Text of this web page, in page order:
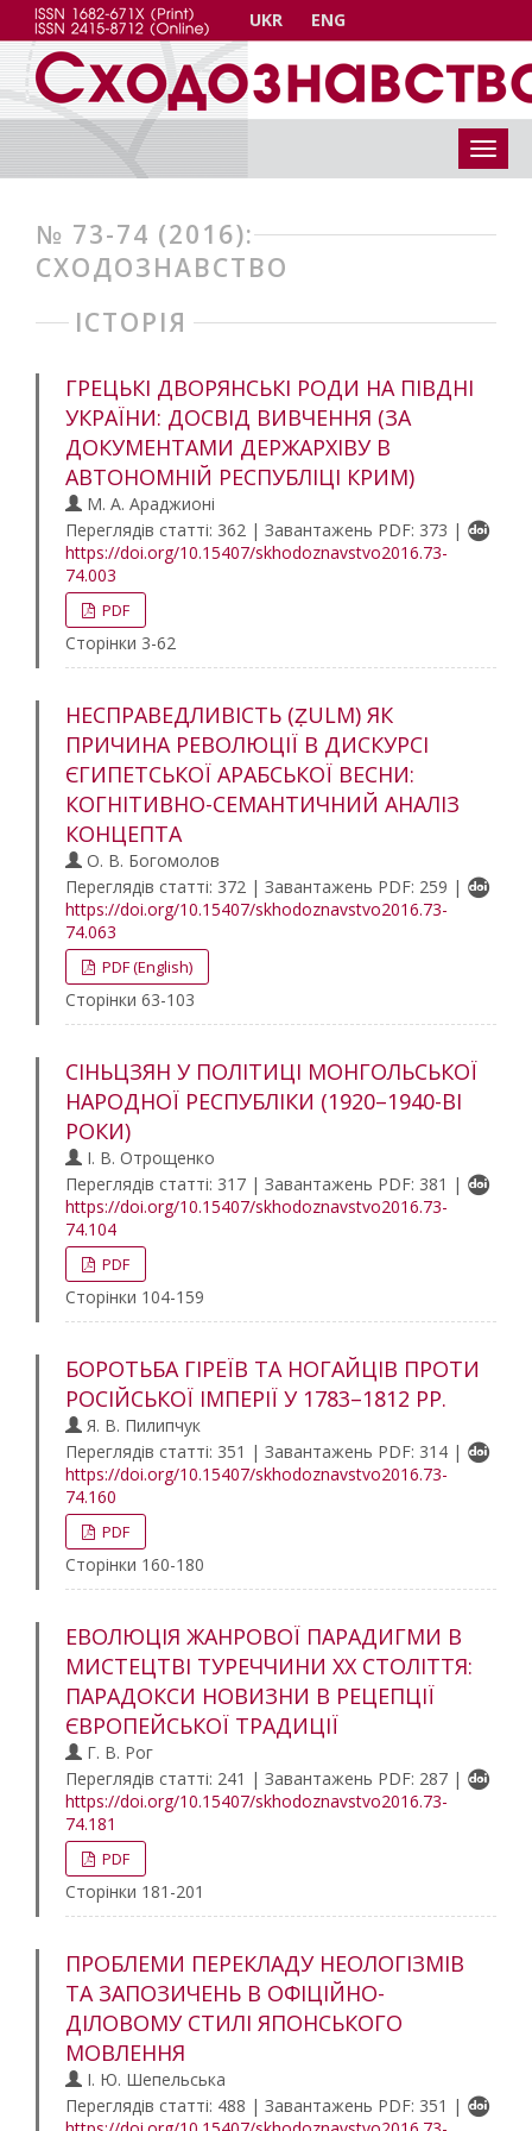
UKR ENG
№ 73-74 (2016):
СХОДОЗНАВСТВО
ІСТОРІЯ
ГРЕЦЬКІ ДВОРЯНСЬКІ РОДИ НА ПІВДНІ
УКРАЇНИ: ДОСВІД ВИВЧЕННЯ (ЗА
ДОКУМЕНТАМИ ДЕРЖАРХІВУ В
АВТОНОМНІЙ РЕСПУБЛІЦІ КРИМ)
М. А. Араджионі
Переглядів статті: 362 | Завантажень PDF: 373 |
https://doi.org/10.15407/skhodoznavstvo2016.73-
74.003
PDF
Сторінки 3-62
НЕСПРАВЕДЛИВІСТЬ (ẒULM) ЯК
ПРИЧИНА РЕВОЛЮЦІЇ В ДИСКУРСІ
ЄГИПЕТСЬКОЇ АРАБСЬКОЇ ВЕСНИ:
КОГНІТИВНО-СЕМАНТИЧНИЙ АНАЛІЗ
КОНЦЕПТА
О. В. Богомолов
Переглядів статті: 372 | Завантажень PDF: 259 |
https://doi.org/10.15407/skhodoznavstvo2016.73-
74.063
PDF (English)
Сторінки 63-103
СІНЬЦЗЯН У ПОЛІТИЦІ МОНГОЛЬСЬКОЇ
НАРОДНОЇ РЕСПУБЛІКИ (1920–1940-ВІ
РОКИ)
І. В. Отрощенко
Переглядів статті: 317 | Завантажень PDF: 381 |
https://doi.org/10.15407/skhodoznavstvo2016.73-
74.104
PDF
Сторінки 104-159
БОРОТЬБА ГІРЕЇВ ТА НОГАЙЦІВ ПРОТИ
РОСІЙСЬКОЇ ІМПЕРІЇ У 1783–1812 РР.
Я. В. Пилипчук
Переглядів статті: 351 | Завантажень PDF: 314 |
https://doi.org/10.15407/skhodoznavstvo2016.73-
74.160
PDF
Сторінки 160-180
ЕВОЛЮЦІЯ ЖАНРОВОЇ ПАРАДИГМИ В
МИСТЕЦТВІ ТУРЕЧЧИНИ ХХ СТОЛІТТЯ:
ПАРАДОКСИ НОВИЗНИ В РЕЦЕПЦІЇ
ЄВРОПЕЙСЬКОЇ ТРАДИЦІЇ
Г. В. Рог
Переглядів статті: 241 | Завантажень PDF: 287 |
https://doi.org/10.15407/skhodoznavstvo2016.73-
74.181
PDF
Сторінки 181-201
ПРОБЛЕМИ ПЕРЕКЛАДУ НЕОЛОГІЗМІВ
ТА ЗАПОЗИЧЕНЬ В ОФІЦІЙНО-
ДІЛОВОМУ СТИЛІ ЯПОНСЬКОГО
МОВЛЕННЯ
І. Ю. Шепельська
Переглядів статті: 488 | Завантажень PDF: 351 |